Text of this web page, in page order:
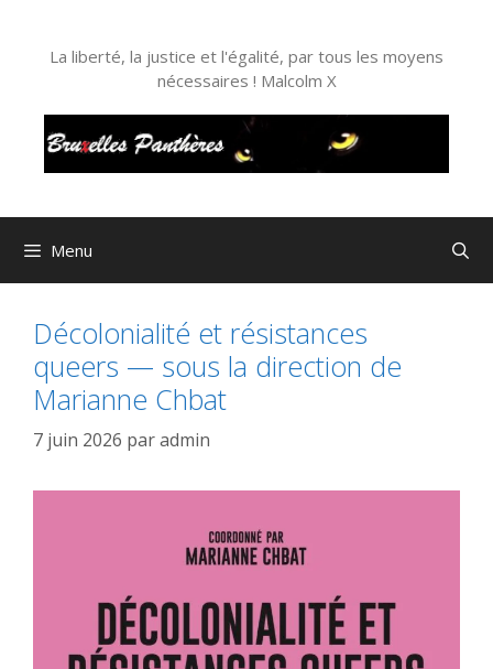
contenuLa liberté, la justice et l'égalité, par tous les moyens
nécessaires ! Malcolm X
Menu
Décolonialité et résistances
queers — sous la direction de
Marianne Chbat
7 juin 2026 paradmin